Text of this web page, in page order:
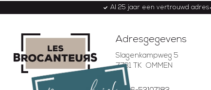
Al 25 jaar een vertrouwd adres
Adresgegevens
Slagenkampweg 5
7731 TK OMMEN